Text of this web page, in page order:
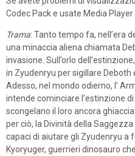
Codec Pack e usate Media
Trama: Tanto tempo fa, nell’era
una minaccia aliena chiamata
invasione. Sull’orlo
in Zyudenryu per sigillare Deboth
Adesso, nel mondo odierno, l’
intende cominciare l’estinzione
scongelano il loro ancora
per ciò, la Divinità della
capaci di aiutare gli Zyudenryu a
Kyoryuger, guerrieri dinosauro